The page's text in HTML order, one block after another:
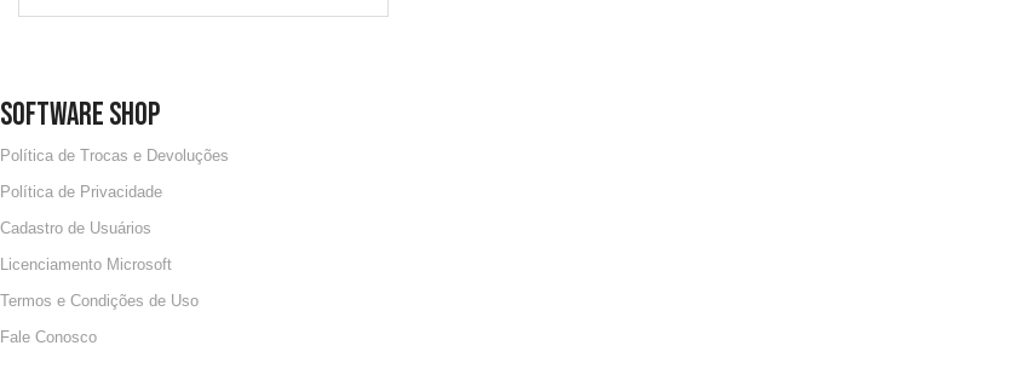
SOFTWARE SHOP
Política de Trocas e Devoluções
Política de Privacidade
Cadastro de Usuários
Licenciamento Microsoft
Termos e Condições de Uso
Fale Conosco